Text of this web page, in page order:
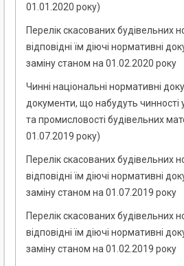
01.01.2020 року)
Перелік скасованих будівельних
відповідні їм діючі нормативні
заміну станом на 01.02.2020 року
Чинні національні нормативні
документи, що набудуть чинності
та промисловості будівельних
01.07.2019 року)
Перелік скасованих будівельних
відповідні їм діючі нормативні
заміну станом на 01.07.2019 року
Перелік скасованих будівельних
відповідні їм діючі нормативні
заміну станом на 01.02.2019 року